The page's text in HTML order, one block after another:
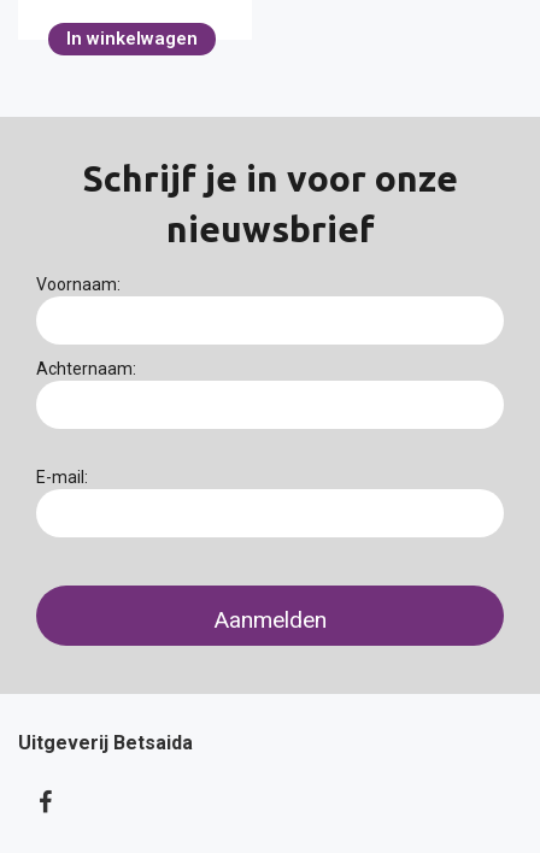
In winkelwagen
Schrijf je in voor onze
nieuwsbrief
Voornaam:
Achternaam:
E-mail:
Uitgeverij Betsaida